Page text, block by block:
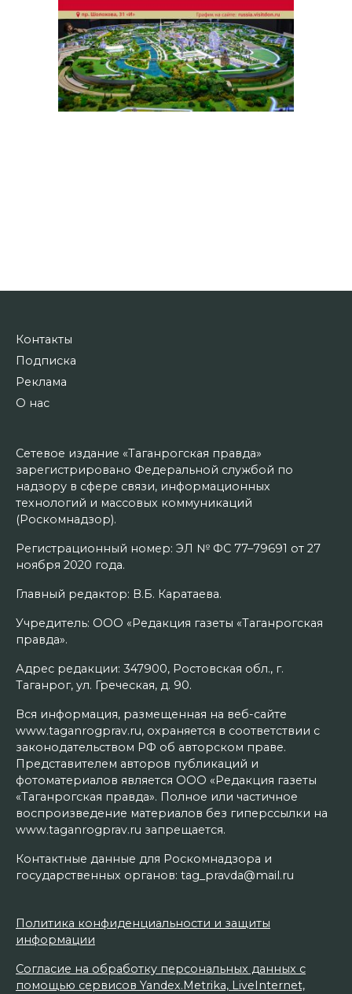
Контакты
Подписка
Реклама
О нас
Сетевое издание «Таганрогская правда»
зарегистрировано Федеральной службой по
надзору в сфере связи, информационных
технологий и массовых коммуникаций
(Роскомнадзор).
Регистрационный номер: ЭЛ № ФС 77–79691 от 27
ноября 2020 года.
Главный редактор: В.Б. Каратаева.
Учредитель: ООО «Редакция газеты «Таганрогская
правда».
Адрес редакции: 347900, Ростовская обл., г.
Таганрог, ул. Греческая, д. 90.
Вся информация, размещенная на веб-сайте
www.taganrogprav.ru, охраняется в соответствии с
законодательством РФ об авторском праве.
Представителем авторов публикаций и
фотоматериалов является ООО «Редакция газеты
«Таганрогская правда». Полное или частичное
воспроизведение материалов без гиперссылки на
www.taganrogprav.ru запрещается.
Контактные данные для Роскомнадзора и
государственных органов: tag_pravda@mail.ru
Политика конфиденциальности и защиты
информации
Согласие на обработку персональных данных с
помощью сервисов Yandex.Metrika, LiveInternet,